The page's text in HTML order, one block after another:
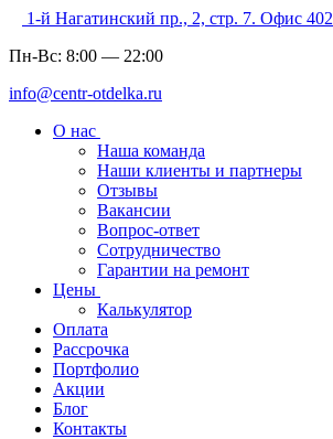
1-й Нагатинский пр., 2, стр. 7. Офис 402
Пн-Вс: 8:00 — 22:00
info@centr-otdelka.ru
О нас
Наша команда
Наши клиенты и партнеры
Отзывы
Вакансии
Вопрос-ответ
Сотрудничество
Гарантии на ремонт
Цены
Калькулятор
Оплата
Рассрочка
Портфолио
Акции
Блог
Контакты